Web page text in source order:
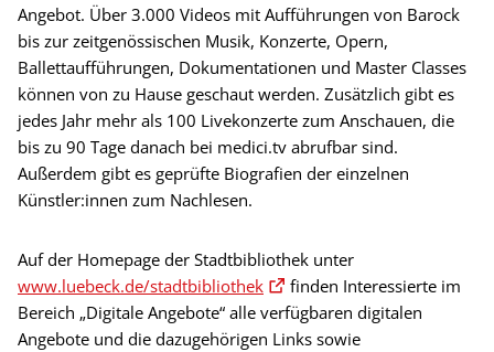
Angebot. Über 3.000 Videos mit Aufführungen von Barock
bis zur zeitgenössischen Musik, Konzerte, Opern,
Ballettaufführungen, Dokumentationen und Master Classes
können von zu Hause geschaut werden. Zusätzlich gibt es
jedes Jahr mehr als 100 Livekonzerte zum Anschauen, die
bis zu 90 Tage danach bei medici.tv abrufbar sind.
Außerdem gibt es geprüfte Biografien der einzelnen
Künstler:innen zum Nachlesen.
Auf der Homepage der Stadtbibliothek unter
www.luebeck.de/stadtbibliothek
finden Interessierte im
Bereich „Digitale Angebote“ alle verfügbaren digitalen
Angebote und die dazugehörigen Links sowie